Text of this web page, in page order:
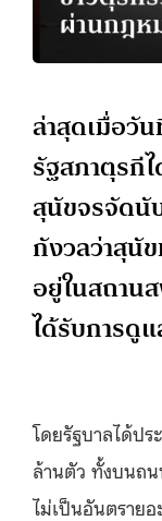
ล่าสุดเมื่อวั
รัฐสภาตุรกี
สุนัขจรจัดนั
กังวลว่าสุนั
อยู่ในสถาน
ได้รับการดู
โดยรัฐบาลได้ป
ล้านตัว ทั้งบนถ
ไม่เป็นอันตราย